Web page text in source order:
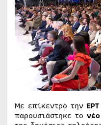
Με επίκεντρο την ΕΡΤ
παρουσιάστηκε το